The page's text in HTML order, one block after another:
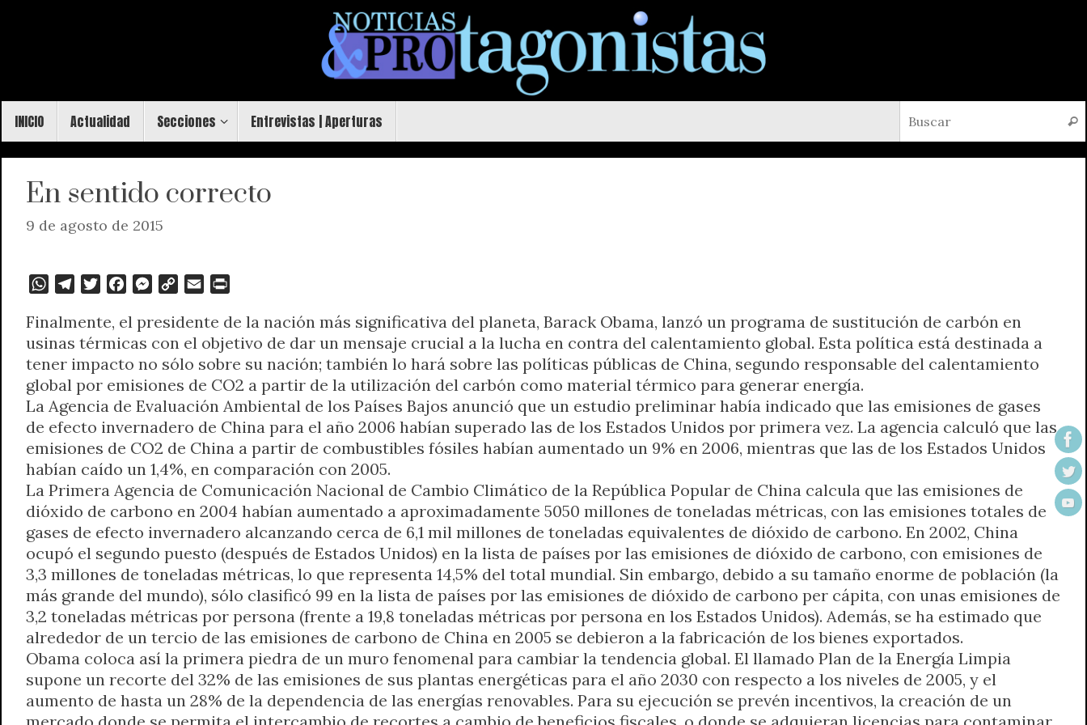
contenido
INICIO Actualidad Secciones Entrevistas | Aperturas
En sentido correcto
9 de agosto de 2015
W
a
t
s
A
p
l
e
g
r
a
m
i
t
t
e
r
c
e
b
o
o
M
s
s
e
n
g
r
p
L
i
n
a
i
l
n
t
F
r
i
n
d
l
y
Finalmente, el presidente de la nación más significativa del planeta, Barack Obama, lanzó un programa de sustitución de carbón en
usinas térmicas con el objetivo de dar un mensaje crucial a la lucha en contra del calentamiento global. Esta política está destinada a
tener impacto no sólo sobre su nación; también lo hará sobre las políticas públicas de China, segundo responsable del calentamiento
global por emisiones de CO2 a partir de la utilización del carbón como material térmico para generar energía.
La Agencia de Evaluación Ambiental de los Países Bajos anunció que un estudio preliminar había indicado que las emisiones de gases
de efecto invernadero de China para el año 2006 habían superado las de los Estados Unidos por primera vez. La agencia calculó que las
emisiones de CO2 de China a partir de combustibles fósiles habían aumentado un 9% en 2006, mientras que las de los Estados Unidos
habían caído un 1,4%, en comparación con 2005.
La Primera Agencia de Comunicación Nacional de Cambio Climático de la República Popular de China calcula que las emisiones de
dióxido de carbono en 2004 habían aumentado a aproximadamente 5050 millones de toneladas métricas, con las emisiones totales de
gases de efecto invernadero alcanzando cerca de 6,1 mil millones de toneladas equivalentes de dióxido de carbono. En 2002, China
ocupó el segundo puesto (después de Estados Unidos) en la lista de países por las emisiones de dióxido de carbono, con emisiones de
3,3 millones de toneladas métricas, lo que representa 14,5% del total mundial. Sin embargo, debido a su tamaño enorme de población (la
más grande del mundo), sólo clasificó 99 en la lista de países por las emisiones de dióxido de carbono per cápita, con unas emisiones de
3,2 toneladas métricas por persona (frente a 19,8 toneladas métricas por persona en los Estados Unidos). Además, se ha estimado que
alrededor de un tercio de las emisiones de carbono de China en 2005 se debieron a la fabricación de los bienes exportados.
Obama coloca así la primera piedra de un muro fenomenal para cambiar la tendencia global. El llamado Plan de la Energía Limpia
supone un recorte del 32% de las emisiones de sus plantas energéticas para el año 2030 con respecto a los niveles de 2005, y el
aumento de hasta un 28% de la dependencia de las energías renovables. Para su ejecución se prevén incentivos, la creación de un